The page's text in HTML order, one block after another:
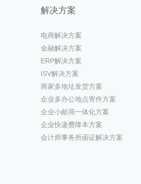
解决方案
电商解决方案
金融解决方案
ERP解决方案
ISV解决方案
商家多地址发货方案
企业多办公地点寄件方案
企业小邮局一体化方案
企业快递费降本方案
会计师事务所函证解决方案